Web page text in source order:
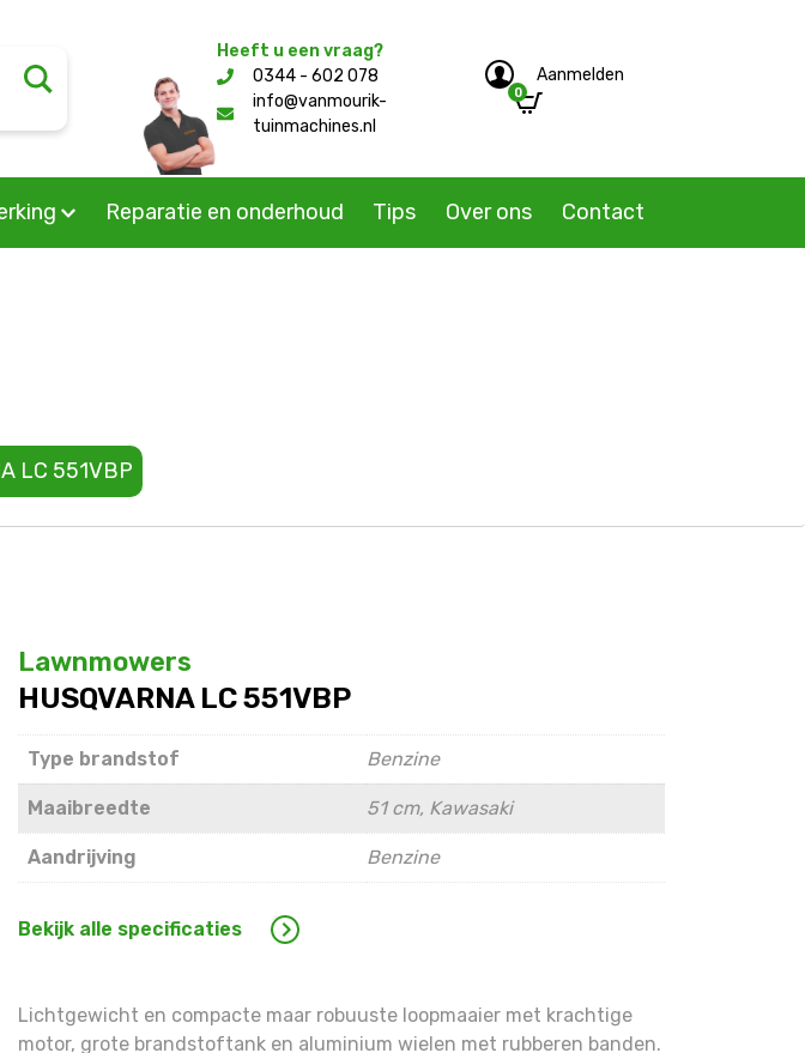
mourik/woocommerce/single-product.php
Heeft u een vraag?
0344 - 602 078
info@vanmourik-
tuinmachines.nl
Aanmelden
0
Reparatie en onderhoud Tips Over ons Contact
LC 551VBP
Lawnmowers
HUSQVARNA LC 551VBP
Type brandstof Benzine
Maaibreedte 51 cm, Kawasaki
Aandrijving Benzine
Bekijk alle specificaties
Lichtgewicht en compacte maar robuuste loopmaaier met krachtige
motor, grote brandstoftank en aluminium wielen met rubberen banden.